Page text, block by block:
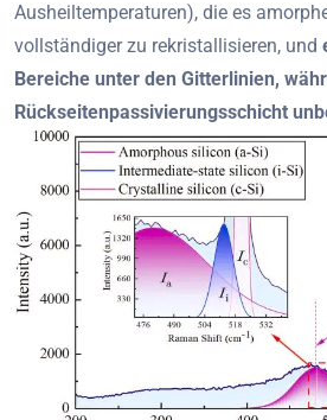
Ausheiltemperaturen), die es
vollständiger zu rekristallisieren, und
Bereiche unter den Gitterlinien,
Rückseitenpassivierungsschicht